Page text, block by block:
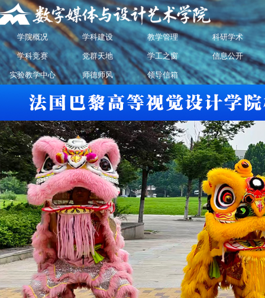
学院概况 学科建设 教学管理 科研学术
学科竞赛 党群天地 学工之窗 信息公开
实验教学中心 师德师风 领导信箱